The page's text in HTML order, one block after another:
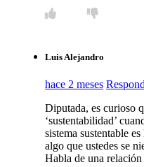
Luis Alejandro
hace 2 meses
Diputada, es curioso
‘sustentabilidad’
sistema sustentable
algo que ustedes se
​Habla de una